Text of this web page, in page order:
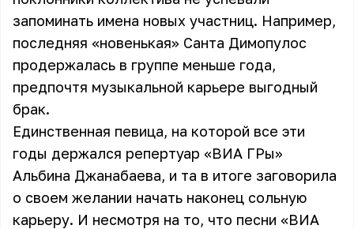
запоминать имена новых участниц. Например,
последняя «новенькая» Санта Димопулос
продержалась в группе меньше года,
предпочтя музыкальной карьере выгодный
брак.
Единственная певица, на которой все эти
годы держался репертуар «ВИА ГРы»
Альбина Джанабаева, и та в итоге заговорила
о своем желании начать наконец сольную
карьеру. И несмотря на то, что песни «ВИА